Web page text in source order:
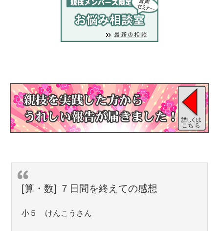
[算・数] ７日間を終えての感想
小５ けんこうさん